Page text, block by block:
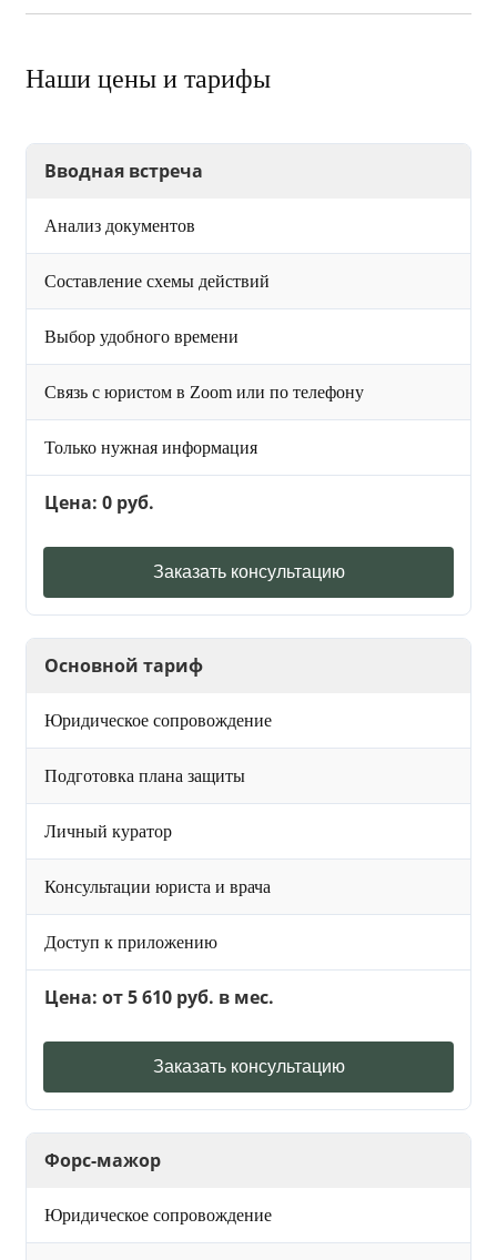
Наши цены и тарифы
Вводная встреча
Анализ документов
Составление схемы действий
Выбор удобного времени
Связь с юристом в Zoom или по телефону
Только нужная информация
Цена: 0 руб.
Заказать консультацию
Основной тариф
Юридическое сопровождение
Подготовка плана защиты
Личный куратор
Консультации юриста и врача
Доступ к приложению
Цена: от 5 610 руб. в мес.
Заказать консультацию
Форс-мажор
Юридическое сопровождение